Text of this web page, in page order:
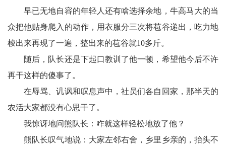
播
报
视
频
播
早已无地自容的年轻人还有啥选择余地，牛高马大的当
众把他贴身爬入的动作，用衣服分三次将苞谷递出，吃力地
梭出来再现了一遍，整出来的苞谷就10多斤。
随后，队长还是下起口教训了他一顿，希望他今后不许
再干这样的傻事了。
在辱骂、讥讽和叹息声中，社员们各自回家，那半天的
农活大家都没有心思干了。
我惊讶地问熊队长：咋就这样轻松地放了他？
熊队长叹气地说：大家左邻右舍，乡里乡亲的，抬头不